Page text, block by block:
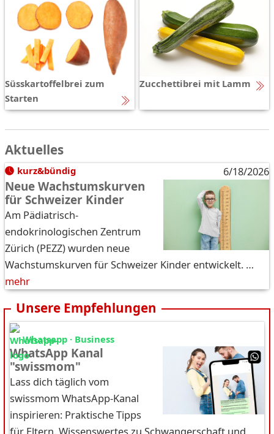
Süsskartoffelbrei zum
Starten
Zucchettibrei mit Lamm
Aktuelles
kurz&bündig 6/18/2026
Neue Wachstumskurven
für Schweizer Kinder
Am Pädiatrisch-
endokrinologischen Zentrum
Zürich (PEZZ) wurden neue
Wachstumskurven für Schweizer Kinder entwickelt. …
mehr
Unsere Empfehlungen
Whatsapp · Business
WhatsApp Kanal
"swissmom"
Lass dich täglich vom
swissmom WhatsApp-Kanal
inspirieren: Praktische Tipps